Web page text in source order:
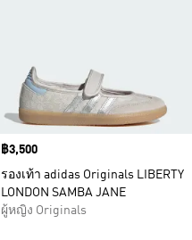
Price
฿3,500
รองเท้า adidas Originals LIBERTY
LONDON SAMBA JANE
ผู้หญิง Originals